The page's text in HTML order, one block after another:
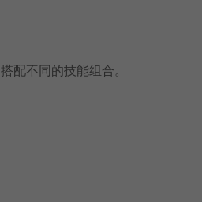
配不同的技能组合。